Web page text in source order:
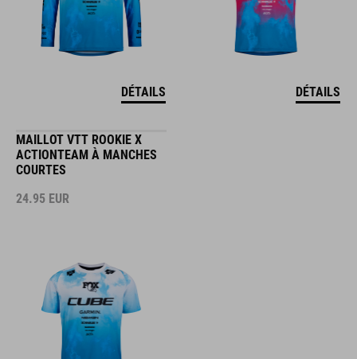
DÉTAILS DÉTAILS
MAILLOT VTT ROOKIE X
ACTIONTEAM À MANCHES
COURTES
24.95 EUR